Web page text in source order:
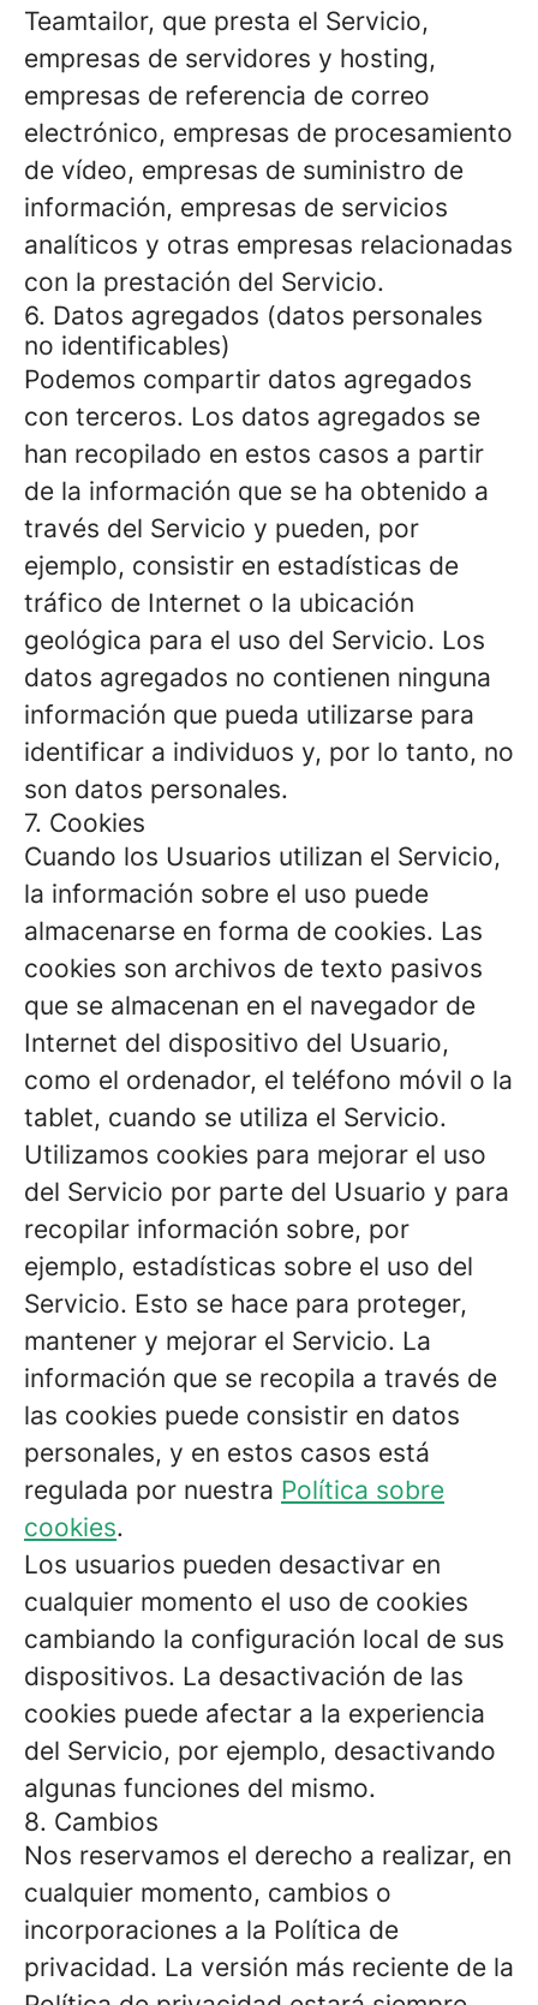
Teamtailor, que presta el Servicio,
empresas de servidores y hosting,
empresas de referencia de correo
electrónico, empresas de procesamiento
de vídeo, empresas de suministro de
información, empresas de servicios
analíticos y otras empresas relacionadas
con la prestación del Servicio.
6. Datos agregados (datos personales
no identificables)
Podemos compartir datos agregados
con terceros. Los datos agregados se
han recopilado en estos casos a partir
de la información que se ha obtenido a
través del Servicio y pueden, por
ejemplo, consistir en estadísticas de
tráfico de Internet o la ubicación
geológica para el uso del Servicio. Los
datos agregados no contienen ninguna
información que pueda utilizarse para
identificar a individuos y, por lo tanto, no
son datos personales.
7. Cookies
Cuando los Usuarios utilizan el Servicio,
la información sobre el uso puede
almacenarse en forma de cookies. Las
cookies son archivos de texto pasivos
que se almacenan en el navegador de
Internet del dispositivo del Usuario,
como el ordenador, el teléfono móvil o la
tablet, cuando se utiliza el Servicio.
Utilizamos cookies para mejorar el uso
del Servicio por parte del Usuario y para
recopilar información sobre, por
ejemplo, estadísticas sobre el uso del
Servicio. Esto se hace para proteger,
mantener y mejorar el Servicio. La
información que se recopila a través de
las cookies puede consistir en datos
personales, y en estos casos está
regulada por nuestra Política sobre
cookies.
Los usuarios pueden desactivar en
cualquier momento el uso de cookies
cambiando la configuración local de sus
dispositivos. La desactivación de las
cookies puede afectar a la experiencia
del Servicio, por ejemplo, desactivando
algunas funciones del mismo.
8. Cambios
Nos reservamos el derecho a realizar, en
cualquier momento, cambios o
incorporaciones a la Política de
privacidad. La versión más reciente de la